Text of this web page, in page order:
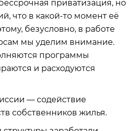
приватизация, но
что в какой-то момент её
безусловно, в работе
мы уделим внимание.
программы
и расходуются
— содействие
собственников жилья.